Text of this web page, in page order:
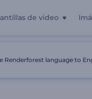
de video
Promoción De Tienda De
Renderforest language to